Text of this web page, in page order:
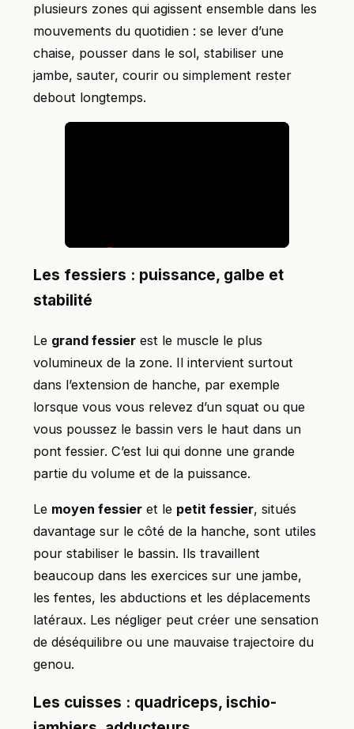
plusieurs zones qui agissent ensemble dans les
mouvements du quotidien : se lever d’une
chaise, pousser dans le sol, stabiliser une
jambe, sauter, courir ou simplement rester
debout longtemps.
Les fessiers : puissance, galbe et
stabilité
Le grand fessier est le muscle le plus
volumineux de la zone. Il intervient surtout
dans l’extension de hanche, par exemple
lorsque vous vous relevez d’un squat ou que
vous poussez le bassin vers le haut dans un
pont fessier. C’est lui qui donne une grande
partie du volume et de la puissance.
Le moyen fessier et le petit fessier, situés
davantage sur le côté de la hanche, sont utiles
pour stabiliser le bassin. Ils travaillent
beaucoup dans les exercices sur une jambe,
les fentes, les abductions et les déplacements
latéraux. Les négliger peut créer une sensation
de déséquilibre ou une mauvaise trajectoire du
genou.
Les cuisses : quadriceps, ischio-